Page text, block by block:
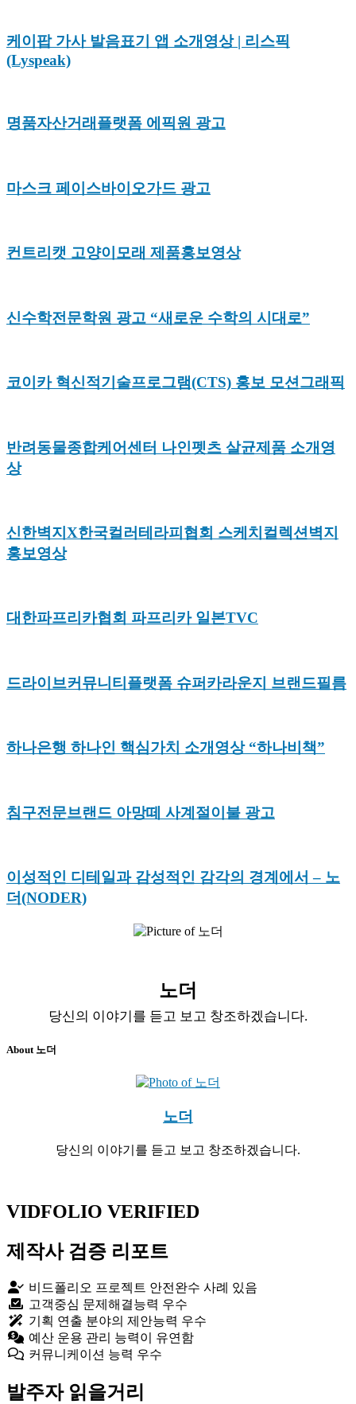
케이팝 가사 발음표기 앱 소개영상 | 리스픽
(Lyspeak)
명품자산거래플랫폼 에픽원 광고
마스크 페이스바이오가드 광고
컨트리캣 고양이모래 제품홍보영상
신수학전문학원 광고 “새로운 수학의 시대로”
코이카 혁신적기술프로그램(CTS) 홍보 모션그래픽
반려동물종합케어센터 나인펫츠 살균제품 소개영
상
신한벽지X한국컬러테라피협회 스케치컬렉션벽지
홍보영상
대한파프리카협회 파프리카 일본TVC
드라이브커뮤니티플랫폼 슈퍼카라운지 브랜드필름
하나은행 하나인 핵심가치 소개영상 “하나비책”
침구전문브랜드 아망떼 사계절이불 광고
이성적인 디테일과 감성적인 감각의 경계에서 – 노
더(NODER)
노더
당신의 이야기를 듣고 보고 창조하겠습니다.
About 노더
노더
당신의 이야기를 듣고 보고 창조하겠습니다.
VIDFOLIO VERIFIED
제작사 검증 리포트
비드폴리오 프로젝트 안전완수 사례 있음
고객중심 문제해결능력 우수
기획 연출 분야의 제안능력 우수
예산 운용 관리 능력이 유연함
커뮤니케이션 능력 우수
발주자 읽을거리